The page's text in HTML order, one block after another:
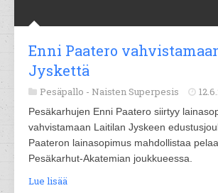
Enni Paatero
Jyskettä
Pesäpallo - Naisten Superpesis
Pesäkarhujen Enni Paatero siirtyy
vahvistamaan Laitilan Jyskeen
Paateron lainasopimus mahdollistaa
Pesäkarhut-Akatemian joukkueessa.
Lue lisää